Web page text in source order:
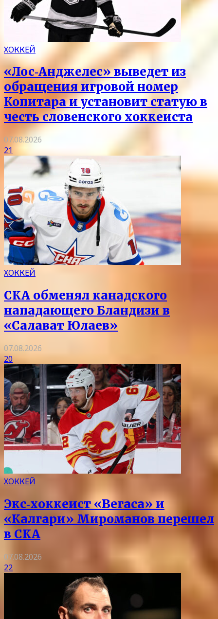
ХОККЕЙ
«Лос‑Анджелес» выведет из
обращения игровой номер
Копитара и установит статую в
честь словенского хоккеиста
07.08.2026
21
ХОККЕЙ
СКА обменял канадского
нападающего Бландизи в
«Салават Юлаев»
07.08.2026
20
ХОККЕЙ
Экс‑хоккеист «Вегаса» и
«Калгари» Мироманов перешел
в СКА
07.08.2026
22